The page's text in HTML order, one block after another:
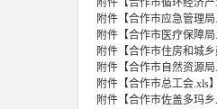
附件【合作市循环经济
附件【合作市应急管理局
附件【合作市医疗保障局
附件【合作市住房和城
附件【合作市自然资源局
附件【合作市总工会.xls
附件【合作市佐盖多玛